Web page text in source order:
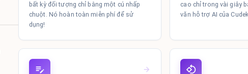
bất kỳ đối tượng chỉ bằng một cú nhấp
chuột. Nó hoàn toàn miễn phí để sử
dụng!
cao chỉ trong vài giây
văn hỗ trợ AI của